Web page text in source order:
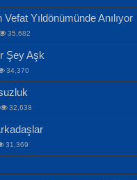
ve Bitirebilmek...
RAN
Tecritteki Adamın
Yıldönümünde Anılıyor
35,682
Şey Aşk
34,370
32,638
31,369